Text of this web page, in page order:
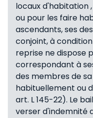
locaux d'habitation
ou pour les faire
ascendants, ses
conjoint, à
reprise ne dispose
correspondant à
des membres de
habituellement ou
art. L 145-22). Le
verser d'indemnité